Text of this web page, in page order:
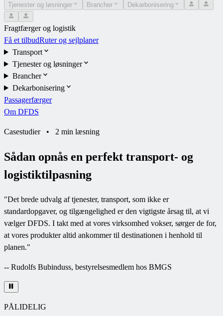
Tjenester og løsninger
Brancher Dekarbonisering
Fragtfærger og logistik
Få et tilbudRuter og sejlplaner
Transport
Tjenester og løsninger
Brancher
Dekarbonisering
Passagerfærger
Om DFDS
Casestudier• 2 min læsning
Sådan opnås en perfekt transport- og
logistiktilpasning
"Det brede udvalg af tjenester, transport, som ikke er
standardopgaver, og tilgængelighed er den vigtigste årsag til, at vi
vælger DFDS. I takt med at vores virksomhed vokser, sørger de for,
at vores produkter altid ankommer til destinationen i henhold til
planen."
-- Rudolfs Bubinduss, bestyrelsesmedlem hos BMGS
PÅLIDELIG